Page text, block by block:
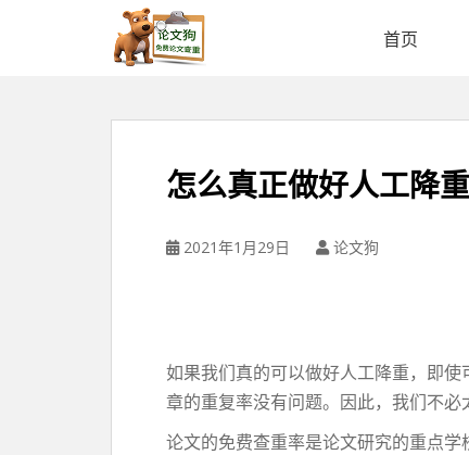
首页
怎么真正做好人工降重
2021年1月29日 论文狗
如果我们真的可以做好人工降重，即
章的重复率没有问题。因此，我们不必
论文的免费查重率是论文研究的重点